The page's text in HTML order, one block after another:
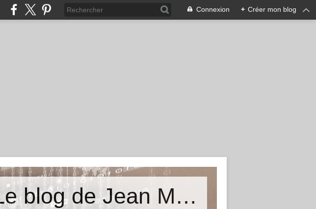
Connexion + Créer mon blog
La vérité est ailleurs...Le blog de Jean Michel Béhar